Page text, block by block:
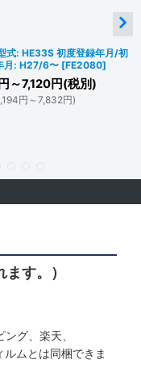
式: HE33S 初度登録年月/初
月: H27/6〜 [FE2080]
円 ～7,120円(税別)
円 ～7,832円)
す。）
グ、楽天、
ムとは同梱できま